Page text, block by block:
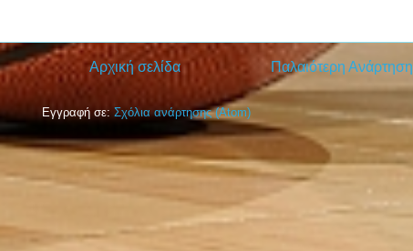
Παλαιότερη Ανάρτηση
Αρχική σελίδα
Εγγραφή σε:Σχόλια ανάρτησης (Atom)